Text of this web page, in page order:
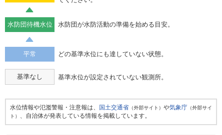
水防団待機水位 水防団が水防活動の準備を始める目安。
平常 どの基準水位にも達していない状態。
基準なし 基準水位が設定されていない観測所。
水位情報や氾濫警報・注意報は、 国土交通省 （外部サイト） や気象庁 （外部サイ
ト） 、自治体が発表している情報を掲載しています。